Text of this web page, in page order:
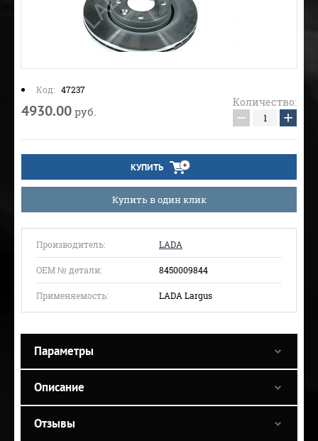
Код: 47237
4930.00 руб.
Количество:
− +
КУПИТЬ
Купить в один клик
Производитель: LADA
ОЕМ № детали: 8450009844
Применяемость: LADA Largus
Параметры
Описание
Отзывы